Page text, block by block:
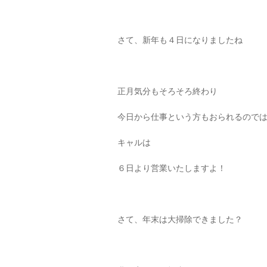
さて、新年も４日になりましたね
正月気分もそろそろ終わり
今日から仕事という方もおられるので
キャルは
６日より営業いたしますよ！
さて、年末は大掃除できました？